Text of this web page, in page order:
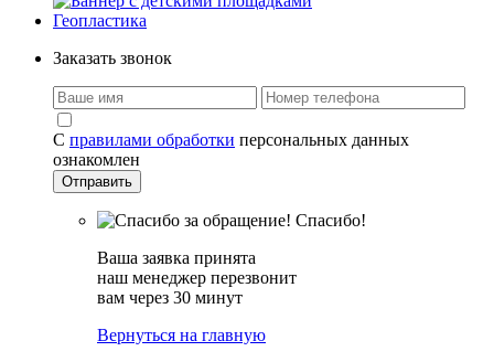
Геопластика
Заказать звонок
С правилами обработки персональных данных
ознакомлен
Спасибо!
Ваша заявка принята
наш менеджер перезвонит
вам через 30 минут
Вернуться на главную